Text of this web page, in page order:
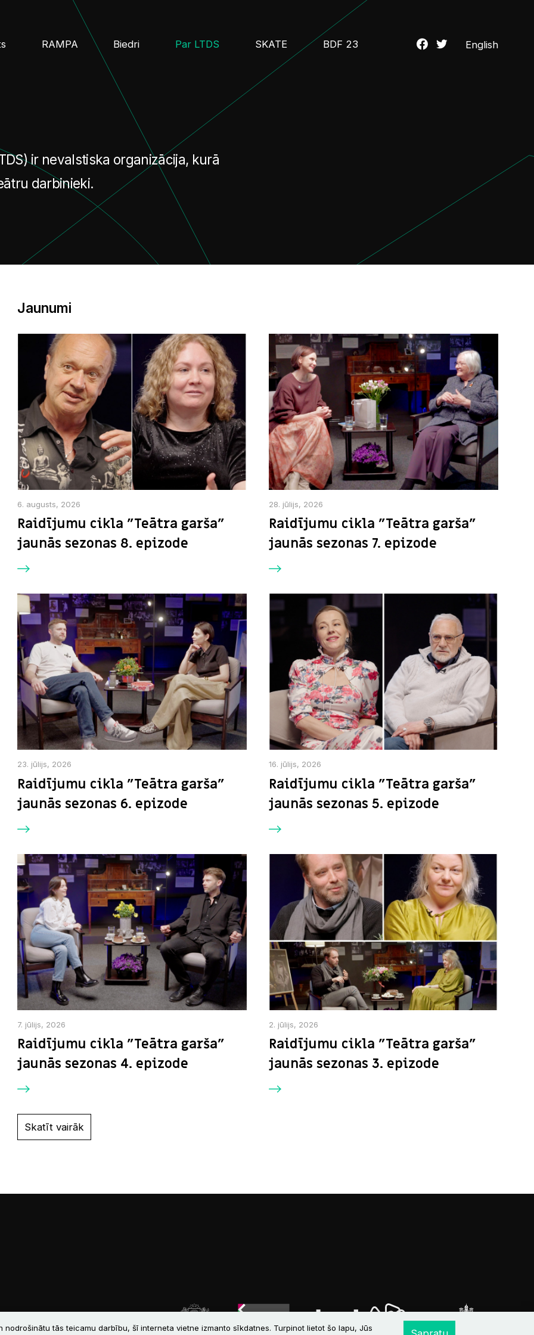
RAMPA Biedri Par LTDS SKATE BDF 23 English
ir nevalstiska organizācija, kurā
darbinieki.
Jaunumi
6. augusts, 2026
Raidījumu cikla "Teātra garša"
jaunās sezonas 8. epizode
28. jūlijs, 2026
Raidījumu cikla "Teātra garša"
jaunās sezonas 7. epizode
23. jūlijs, 2026
Raidījumu cikla "Teātra garša"
jaunās sezonas 6. epizode
16. jūlijs, 2026
Raidījumu cikla "Teātra garša"
jaunās sezonas 5. epizode
7. jūlijs, 2026
Raidījumu cikla "Teātra garša"
jaunās sezonas 4. epizode
2. jūlijs, 2026
Raidījumu cikla "Teātra garša"
jaunās sezonas 3. epizode
Skatīt vairāk
Atbalstītāji
tās teicamu darbību, šī interneta vietne izmanto sīkdatnes. Turpinot lietot šo lapu, Jūs